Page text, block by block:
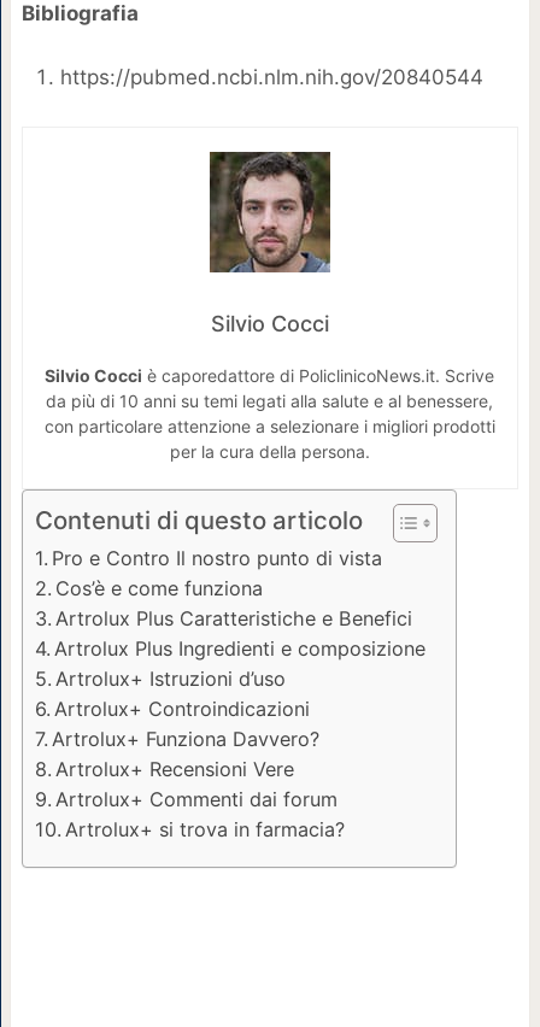
Bibliografia
https://pubmed.ncbi.nlm.nih.gov/20840544
Silvio Cocci
Silvio Cocci è caporedattore di PoliclinicoNews.it. Scrive
da più di 10 anni su temi legati alla salute e al benessere,
con particolare attenzione a selezionare i migliori prodotti
per la cura della persona.
Contenuti di questo articolo
Pro e Contro Il nostro punto di vista
Cos’è e come funziona
Artrolux Plus Caratteristiche e Benefici
Artrolux Plus Ingredienti e composizione
Artrolux+ Istruzioni d’uso
Artrolux+ Controindicazioni
Artrolux+ Funziona Davvero?
Artrolux+ Recensioni Vere
Artrolux+ Commenti dai forum
Artrolux+ si trova in farmacia?